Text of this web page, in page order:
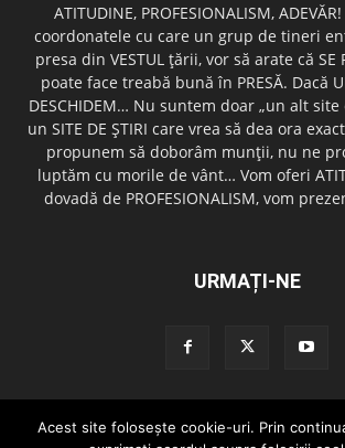
ATITUDINE, PROFESIONALISM,
coordonatele cu care un grup de tineri
presa din VESTUL ţării, vor să arate că SE
poate face treabă bună în PRESĂ. Dacă
DESCHIDEM… Nu suntem doar „un alt
un SITE DE ŞTIRI care vrea să dea ora
propunem să doborâm munţii, nu ne
luptăm cu morile de vânt… Vom oferi
dovadă de PROFESIONALISM, vom
URMAȚI-NE
Redactia GazetaDinVest.ro Termeni de utilizare
Acest site foloseşte cookie-uri. Prin